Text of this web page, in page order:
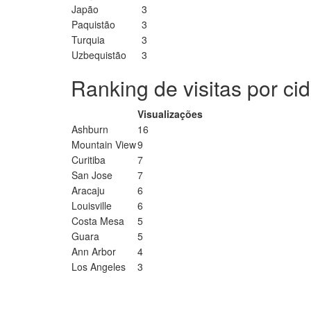
Japão
3
Paquistão
3
Turquia
3
Uzbequistão
3
Ranking de visitas por
Visualizações
Ashburn
16
Mountain View9
Curitiba
7
San Jose
7
Aracaju
6
Louisville
6
Costa Mesa
5
Guara
5
Ann Arbor
4
Los Angeles
3